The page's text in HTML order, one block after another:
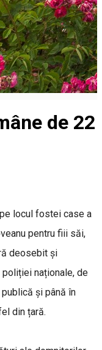
de 22
locul fostei case a
pentru fiii săi,
deosebit și
naționale, de
și până în
din țară.